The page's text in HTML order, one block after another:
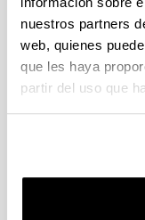
nuestros partners
web, quienes
que les haya
partir del uso que